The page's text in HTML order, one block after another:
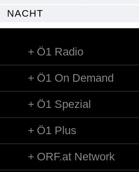
NACHT
Ö1 Radio
Ö1 On Demand
Ö1 Spezial
Ö1 Plus
ORF.at Network